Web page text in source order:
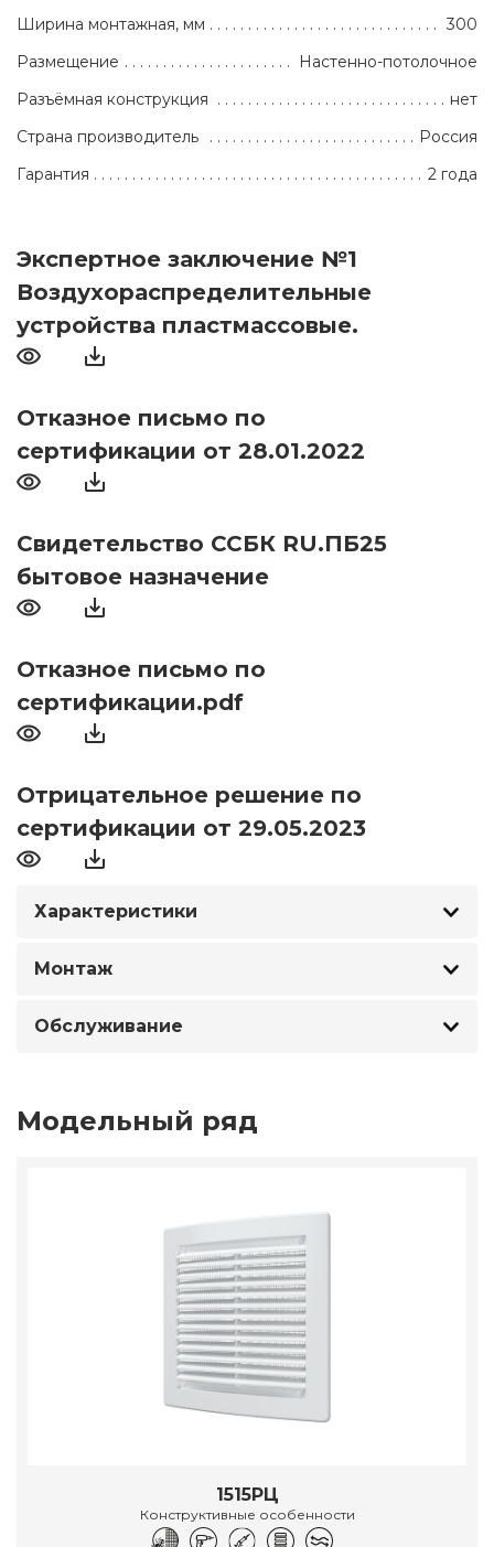
Ширина монтажная, мм
300
Размещение
Настенно-потолочное
Разъёмная конструкция
нет
Страна производитель
Россия
Гарантия
2 года
Экспертное заключение №1
Воздухораспределительные
устройства пластмассовые.
Отказное письмо по
сертификации от 28.01.2022
Свидетельство ССБК RU.ПБ25
бытовое назначение
Отказное письмо по
сертификации.pdf
Отрицательное решение по
сертификации от 29.05.2023
Характеристики
Монтаж
Обслуживание
Модельный ряд
1515РЦ
Конструктивные особенности